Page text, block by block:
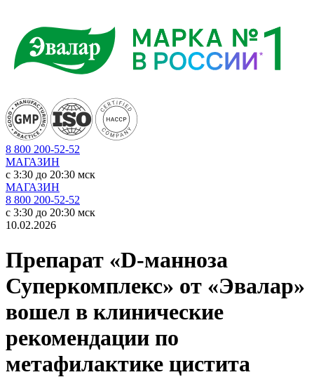
8 800 200-52-52
МАГАЗИН
c 3:30 до 20:30 мск
МАГАЗИН
8 800 200-52-52
c 3:30 до 20:30 мск
10.02.2026
Препарат «D-манноза
Суперкомплекс» от «Эвалар»
вошел в клинические
рекомендации по
метафилактике цистита